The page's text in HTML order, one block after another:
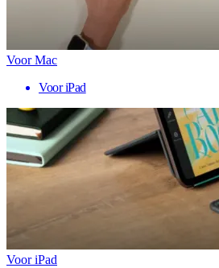
Voor Mac
Voor iPad
Voor iPad